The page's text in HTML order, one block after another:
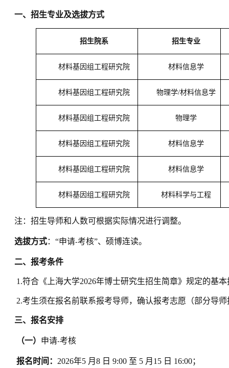
一、招生专业及选拔方式
招生院系 招生专业
材料基因组工程研究院 材料信息学
材料基因组工程研究院 物理学/材料信息学
材料基因组工程研究院 物理学
材料基因组工程研究院 材料信息学
材料基因组工程研究院 材料信息学
材料基因组工程研究院 材料科学与工程
注：招生导师和人数可根据实际情况进行调整。
选拔方式：“申请-考核”、硕博连读。
二、报考条件
1.符合《上海大学2026年博士研究生招生简章》规定的基
2.考生须在报名前联系报考导师，确认报考志愿（部分导
三、报名安排
（一） 申请-考核
报名时间： 2026年5 月 8 日 9:00 至 5 月 15 日 16:00；